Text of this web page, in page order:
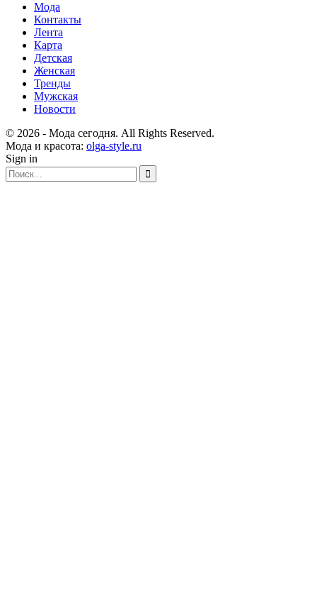
Мода
Контакты
Лента
Карта
Детская
Женская
Тренды
Мужская
Новости
© 2026 - Мода сегодня. All Rights Reserved.
Мода и красота: olga-style.ru
Sign in